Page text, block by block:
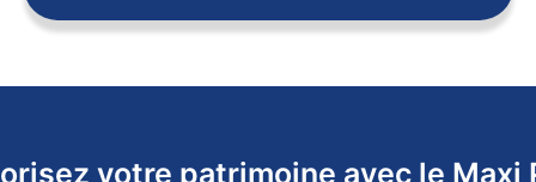
votre patrimoine avec le Maxi